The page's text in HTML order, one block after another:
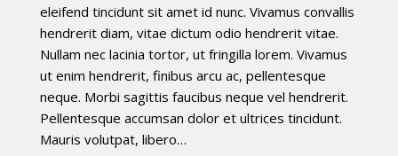
eleifend tincidunt sit amet id nunc. Vivamus convallis
hendrerit diam, vitae dictum odio hendrerit vitae.
Nullam nec lacinia tortor, ut fringilla lorem. Vivamus
ut enim hendrerit, finibus arcu ac, pellentesque
neque. Morbi sagittis faucibus neque vel hendrerit.
Pellentesque accumsan dolor et ultrices tincidunt.
Mauris volutpat, libero…